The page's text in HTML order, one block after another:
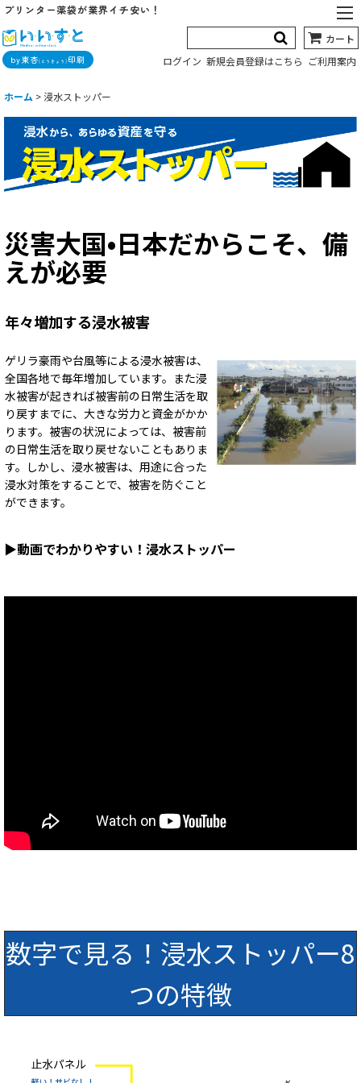
プリンター薬袋が業界イチ安い！
by東杏(とうきょう) 印刷
カート
ログイン 新規会員登録はこちら ご利用案内
ホーム > 浸水ストッパー
災害大国•日本だからこそ、備
えが必要
年々増加する浸水被害
ゲリラ豪雨や台風等による浸水被害は、
全国各地で毎年増加しています。また浸
水被害が起きれば被害前の日常生活を取
り戻すまでに、大きな労力と資金がかか
ります。被害の状況によっては、被害前
の日常生活を取り戻せないこともありま
す。しかし、浸水被害は、用途に合った
浸水対策をすることで、被害を防ぐこと
ができます。
▶動画でわかりやすい！浸水ストッパー
数字で見る！浸水ストッパー8
つの特徴